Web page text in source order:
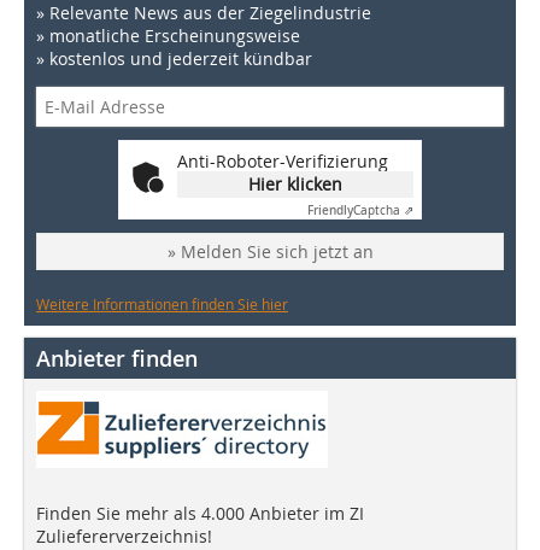
» Relevante News aus der Ziegelindustrie
» monatliche Erscheinungsweise
» kostenlos und jederzeit kündbar
Anti-Roboter-Verifizierung
Hier klicken
FriendlyCaptcha ⇗
» Melden Sie sich jetzt an
Weitere Informationen finden Sie hier
Anbieter finden
Finden Sie mehr als 4.000 Anbieter im ZI
Zuliefererverzeichnis!